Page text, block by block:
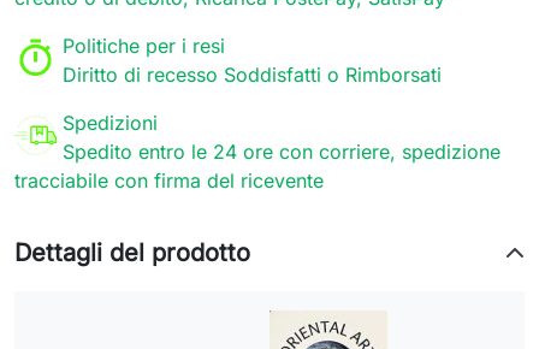
Politiche per i resi
Diritto di recesso Soddisfatti o Rimborsati
Spedizioni
Spedito entro le 24 ore con corriere, spedizione
tracciabile con firma del ricevente
Dettagli del prodotto